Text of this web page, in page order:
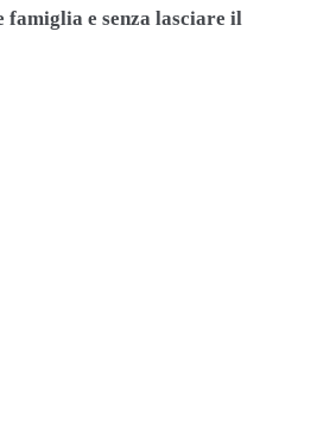
famiglia e senza lasciare il